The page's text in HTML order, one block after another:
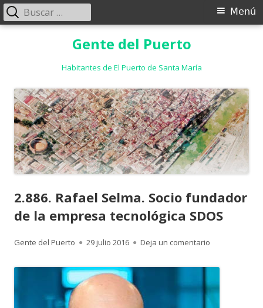
Gente del Puerto
Habitantes de El Puerto de Santa María
Menú
Menú
Buscar:
2.886. Rafael Selma. Socio fundador
de la empresa tecnológica SDOS
Autor
Gente del Puerto
Publicado
29 julio 2016 Deja un comentario